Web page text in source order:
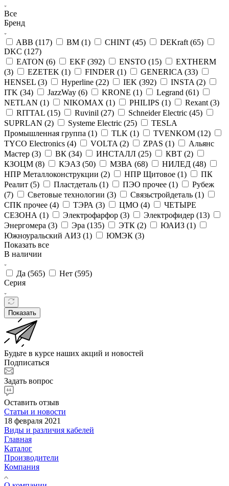
Все
Бренд
ABB (117) BM (1) CHINT (45) DEKraft (65)
DKC (127)
EATON (6) EKF (392) ENSTO (15)
EXTHERM
(3) EZETEK (1) FINDER (1) GENERICA (33)
HENSEL (3) Hyperline (22) IEK (392) INSTA (2)
ITK (34) JazzWay (6) KRONE (1) Legrand (61)
NETLAN (1) NIKOMAX (1) PHILIPS (1) Rexant (3)
RITTAL (15) Ruvinil (27) Schneider Electric (45)
SUPRLAN (2) Systeme Electric (25)
TESLA
Промышленная группа (1) TLK (1) TVENKOM (12)
TYCO Electronics (4) VOLTA (2) ZPAS (1)
Альянс
Мастер (3) ВК (34) ИНСТАЛЛ (25) КВТ (2)
КЗОЦМ (8) КЭАЗ (50) МЗВА (68) НИЛЕД (48)
НПР Металлоконструкции (2) НПР Щитовое (1)
ПК
Реалит (5) Пластдеталь (1) ПЭО прочее (1)
Рубеж
(7) Световые технологии (3) Связьстройдеталь (1)
СПК прочее (4) ТЭРА (3) ЦМО (4)
ЧЕТЫРЕ
СЕЗОНА (1) Электрофарфор (3) Электрофидер (13)
Энергомера (3) Эра (135) ЭТК (2) ЮАИЗ (1)
Южноуральский АИЗ (1) ЮМЭК (3)
Показать все
В наличии
Да (565) Нет (595)
Серия
Показать
Будьте в курсе наших акций и новостей
Подписаться
Задать вопрос
Оставить отзыв
Статьи и новости
18 февраля 2021
Виды и различия кабелей
Главная
Каталог
Производители
Компания